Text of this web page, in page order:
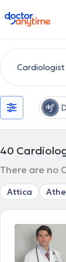
doctoranytime
40
There are no
Attica